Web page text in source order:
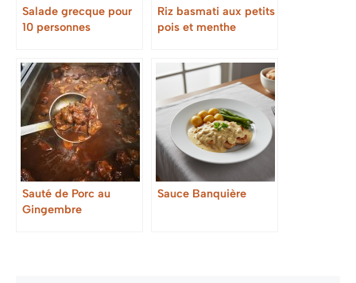
Salade grecque pour
10 personnes
Riz basmati aux petits
pois et menthe
Sauté de Porc au
Gingembre
Sauce Banquière